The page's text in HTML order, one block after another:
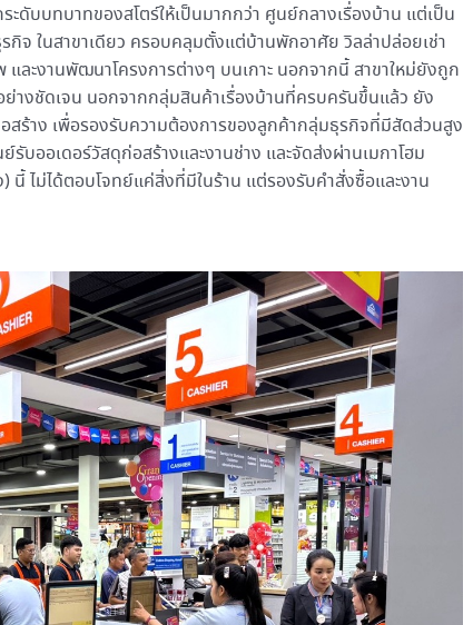
ะดับบทบาทของสโตร์ให้เป็นมากกว่า ศูนย์กลางเรื่องบ้าน แต่เป็น
จ ในสาขาเดียว ครอบคลุมตั้งแต่บ้านพักอาศัย วิลล่าปล่อยเช่า
ละงานพัฒนาโครงการต่างๆ บนเกาะ นอกจากนี้ สาขาใหม่ยังถูก
างชัดเจน นอกจากกลุ่มสินค้าเรื่องบ้านที่ครบครันขึ้นแล้ว ยัง
สร้าง เพื่อรองรับความต้องการของลูกค้ากลุ่มธุรกิจที่มีสัดส่วนสูง
รับออเดอร์วัสดุก่อสร้างและงานช่าง และจัดส่งผ่านเมกาโฮม
นี้ ไม่ได้ตอบโจทย์แค่สิ่งที่มีในร้าน แต่รองรับคำสั่งซื้อและงาน